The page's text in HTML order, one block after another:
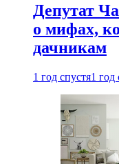
Депутат
о мифах,
дачникам
1 год спустя1 год